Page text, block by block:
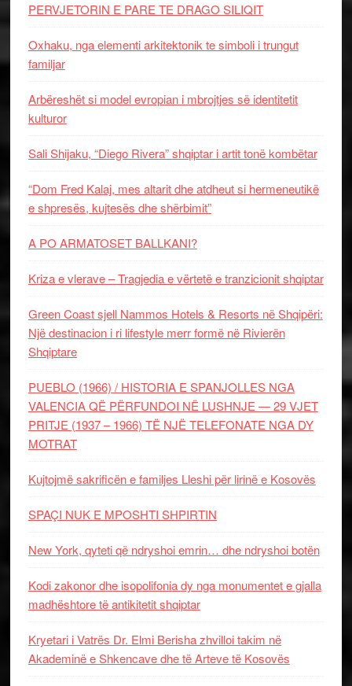
PERVJETORIN E PARE TE DRAGO SILIQIT
Oxhaku, nga elementi arkitektonik te simboli i trungut
familjar
Arbëreshët si model evropian i mbrojtjes së identitetit
kulturor
Sali Shijaku, “Diego Rivera” shqiptar i artit tonë kombëtar
“Dom Fred Kalaj, mes altarit dhe atdheut si hermeneutikë
e shpresës, kujtesës dhe shërbimit”
A PO ARMATOSET BALLKANI?
Kriza e vlerave – Tragjedia e vërtetë e tranzicionit shqiptar
Green Coast sjell Nammos Hotels & Resorts në Shqipëri:
Një destinacion i ri lifestyle merr formë në Rivierën
Shqiptare
PUEBLO (1966) / HISTORIA E SPANJOLLES NGA
VALENCIA QË PËRFUNDOI NË LUSHNJE — 29 VJET
PRITJE (1937 – 1966) TË NJË TELEFONATE NGA DY
MOTRAT
Kujtojmë sakrificën e familjes Lleshi për lirinë e Kosovës
SPAÇI NUK E MPOSHTI SHPIRTIN
New York, qyteti që ndryshoi emrin… dhe ndryshoi botën
Kodi zakonor dhe isopolifonia dy nga monumentet e gjalla
madhështore të antikitetit shqiptar
Kryetari i Vatrës Dr. Elmi Berisha zhvilloi takim në
Akademinë e Shkencave dhe të Arteve të Kosovës